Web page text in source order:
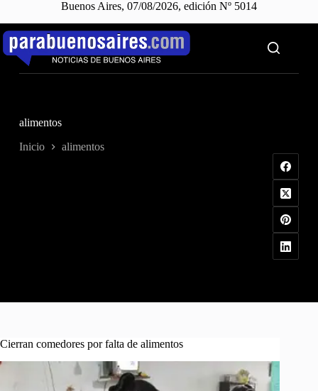
Buenos Aires, 07/08/2026, edición Nº 5014
Saltar
contenido
alimentos
Inicio alimentos
Cierran comedores por falta de alimentos